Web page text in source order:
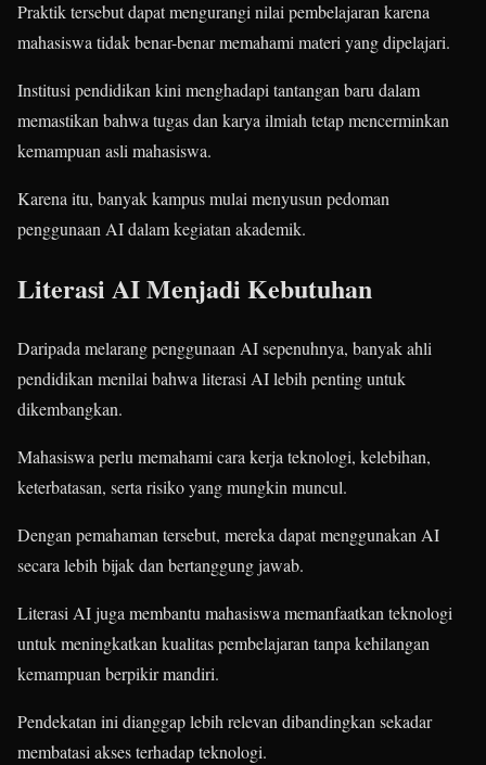
Praktik tersebut dapat mengurangi nilai pembelajaran karena
mahasiswa tidak benar-benar memahami materi yang dipelajari.
Institusi pendidikan kini menghadapi tantangan baru dalam
memastikan bahwa tugas dan karya ilmiah tetap mencerminkan
kemampuan asli mahasiswa.
Karena itu, banyak kampus mulai menyusun pedoman
penggunaan AI dalam kegiatan akademik.
Literasi AI Menjadi Kebutuhan
Daripada melarang penggunaan AI sepenuhnya, banyak ahli
pendidikan menilai bahwa literasi AI lebih penting untuk
dikembangkan.
Mahasiswa perlu memahami cara kerja teknologi, kelebihan,
keterbatasan, serta risiko yang mungkin muncul.
Dengan pemahaman tersebut, mereka dapat menggunakan AI
secara lebih bijak dan bertanggung jawab.
Literasi AI juga membantu mahasiswa memanfaatkan teknologi
untuk meningkatkan kualitas pembelajaran tanpa kehilangan
kemampuan berpikir mandiri.
Pendekatan ini dianggap lebih relevan dibandingkan sekadar
membatasi akses terhadap teknologi.